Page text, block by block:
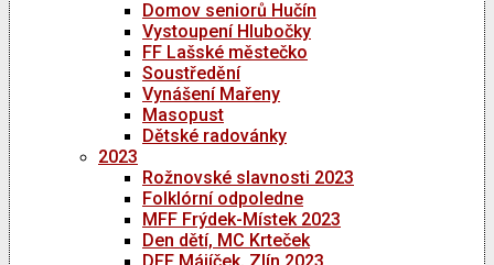
Domov seniorů Hučín
Vystoupení Hlubočky
FF Lašské městečko
Soustředění
Vynášení Mařeny
Masopust
Dětské radovánky
2023
Rožnovské slavnosti 2023
Folklórní odpoledne
MFF Frýdek-Místek 2023
Den dětí, MC Krteček